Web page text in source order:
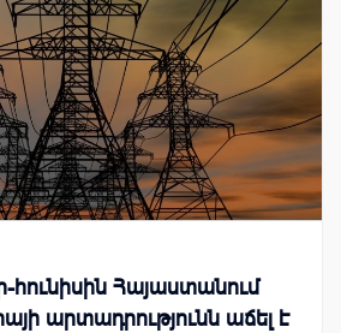
հունիսին Հայաստանում
արտադրությունն աճել է